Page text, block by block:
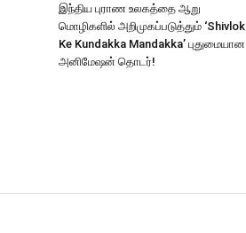
இந்திய புராண உலகத்தை ஆறு
மொழிகளில் அறிமுகப்படுத்தும் ‘Shivlok
Ke Kundakka Mandakka’ புதுமையான
அனிமேஷன் தொடர்!